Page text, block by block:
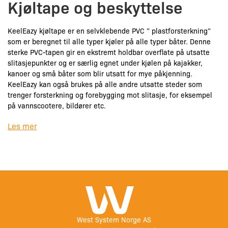
Kjøltape og beskyttelse
KeelEazy kjøltape er en selvklebende PVC ” plastforsterkning”
som er beregnet til alle typer kjøler på alle typer båter. Denne
sterke PVC-tapen gir en ekstremt holdbar overflate på utsatte
slitasjepunkter og er særlig egnet under kjølen på kajakker,
kanoer og små båter som blir utsatt for mye påkjenning.
KeelEazy kan også brukes på alle andre utsatte steder som
trenger forsterkning og forebygging mot slitasje, for eksempel
på vannscootere, bildører etc.
KeelEazy PVC-tape egner seg svært godt til å reparere gamle
BEREGNET TIL MANGE ULIKE MATERIALER
materialer, eksempel glassfiber, karbon, polyetylen (hardplast),
ABS-plast og aluminium, ulike metalloverflater etc. Denne
spesialtapen er lett å forme og lett å påføre på alle underlag.
Produktet kan enkelt formes over bratte kurver/kromme flater
Les mer
West System Norge AS